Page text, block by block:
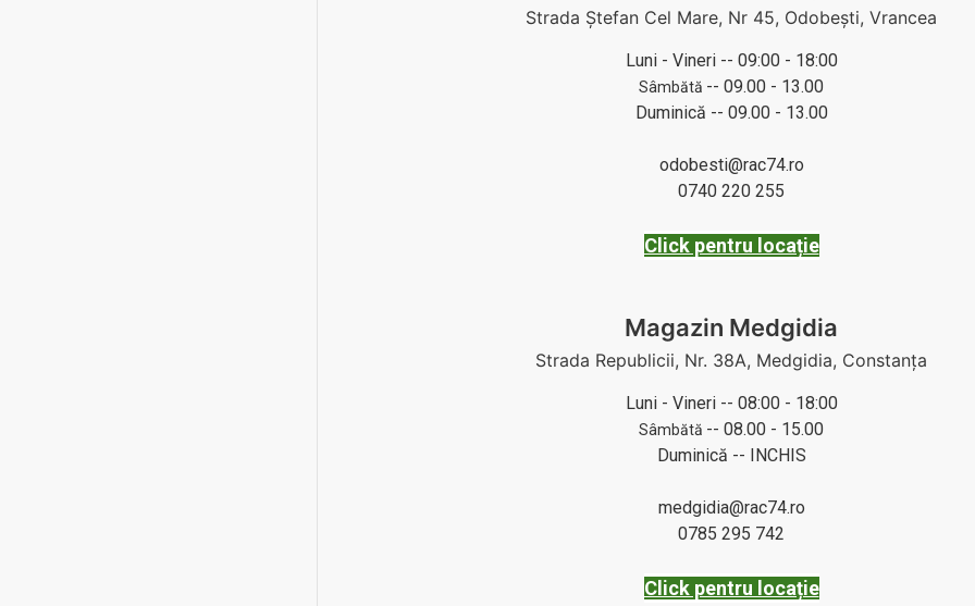
Strada Ștefan Cel Mare, Nr 45, Odobești, Vrancea
Luni - Vineri -- 09:00 - 18:00
Sâmbătă -- 09.00 - 13.00
Duminică -- 09.00 - 13.00
odobesti@rac74.ro
0740 220 255
Click pentru locație
Magazin Medgidia
Strada Republicii, Nr. 38A, Medgidia, Constanța
Luni - Vineri -- 08:00 - 18:00
Sâmbătă -- 08.00 - 15.00
Duminică -- INCHIS
medgidia@rac74.ro
0785 295 742
Click pentru locație